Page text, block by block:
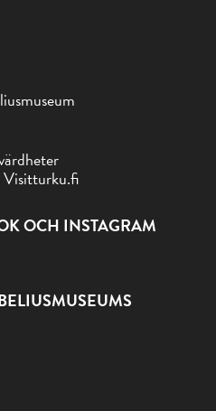
Visitturku.fi
OCH INSTAGRAM